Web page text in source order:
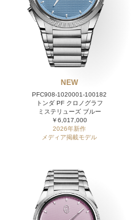
NEW
PFC908-1020001-100182
トンダ PF クロノグラフ
ミステリューズ ブルー
￥6,017,000
2026年新作
メディア掲載モデル